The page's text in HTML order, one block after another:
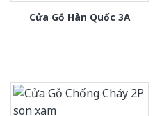
Cửa Gỗ Hàn Quốc 3A